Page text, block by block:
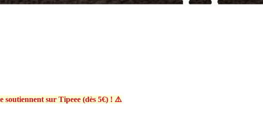
soutiennent sur Tipeee (dès 5€) ! ⚠️